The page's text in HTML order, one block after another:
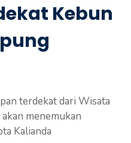
Kebun
terdekat dari Wisata
menemukan
Kalianda